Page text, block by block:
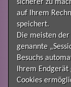
sicherer zu
auf Ihrem
speichert.
Die meisten
genannte
Besuchs
Ihrem
Cookies